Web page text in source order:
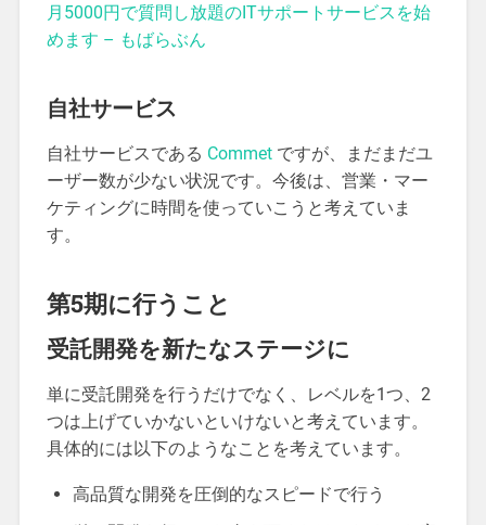
月5000円で質問し放題のITサポートサービスを始
めます – もばらぶん
自社サービス
自社サービスである Commetですが、まだまだユ
ーザー数が少ない状況です。今後は、営業・マー
ケティングに時間を使っていこうと考えていま
す。
第5期に行うこと
受託開発を新たなステージに
単に受託開発を行うだけでなく、レベルを1つ、2
つは上げていかないといけないと考えています。
具体的には以下のようなことを考えています。
高品質な開発を圧倒的なスピードで行う